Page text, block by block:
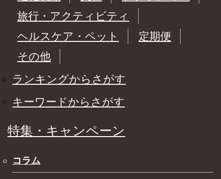
旅行・アクティビティ
ヘルスケア・ペット
定期便
その他
ランキングからさがす
キーワードからさがす
特集・キャンペーン
コラム